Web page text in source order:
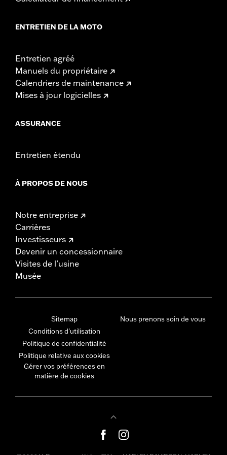
ENTRETIEN DE LA MOTO
Entretien agréé
Manuels du propriétaire
Calendriers de maintenance
Mises à jour logicielles
ASSURANCE
Entretien étendu
À PROPOS DE NOUS
Notre entreprise
Carrières
Investisseurs
Devenir un concessionnaire
Visites de l’usine
Musée
Sitemap
Conditions d'utilisation
Politique de confidentialité
Politique relative aux cookies
Gérer vos préférences en
matière de cookies
Nous prenons soin de vous